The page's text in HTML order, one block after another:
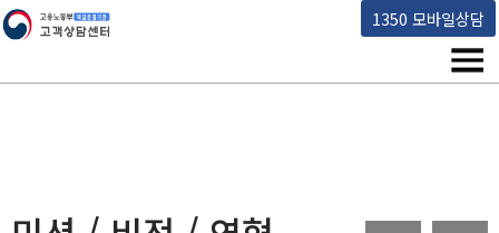
1350 모바일상담
고용노동부 책임운영기관 고객상담센터
메